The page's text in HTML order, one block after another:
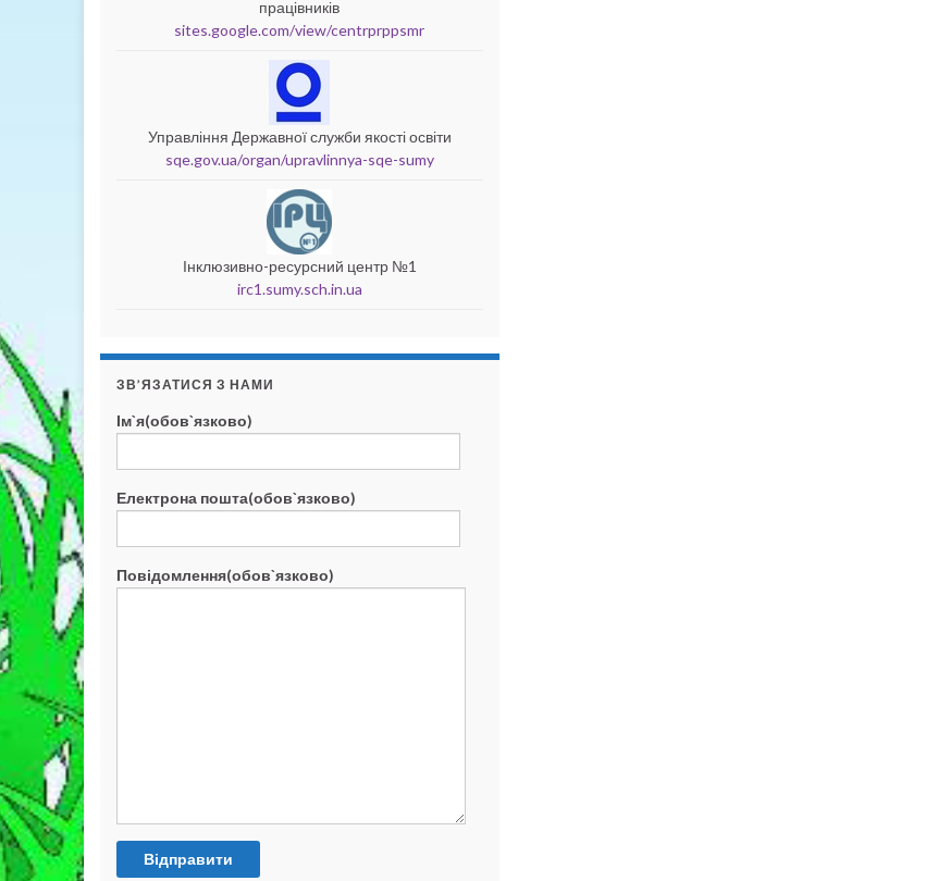
працівників
sites.google.com/view/centrprppsmr
Управління Державної служби якості освіти
sqe.gov.ua/organ/upravlinnya-sqe-sumy
Інклюзивно-ресурсний центр №1
irc1.sumy.sch.in.ua
ЗВ’ЯЗАТИСЯ З НАМИ
Ім`я(обов`язково)
Електрона пошта(обов`язково)
Повідомлення(обов`язково)